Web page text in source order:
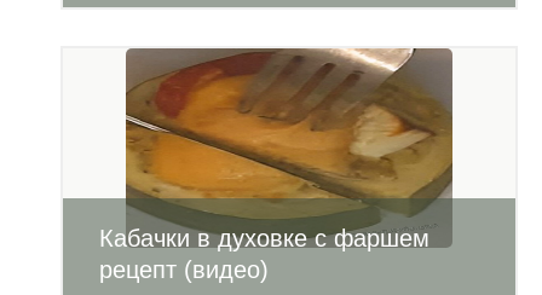
Кабачки в духовке с фаршем
рецепт (видео)